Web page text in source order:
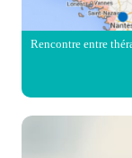
Rencontre entre